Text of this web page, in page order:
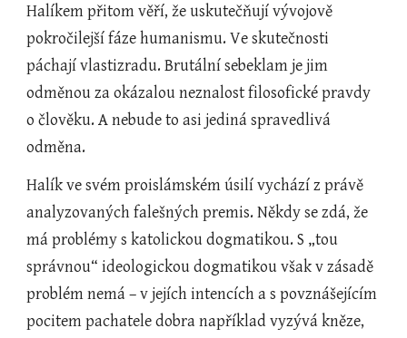
Halíkem přitom věří, že uskutečňují vývojově
pokročilejší fáze humanismu. Ve skutečnosti
páchají vlastizradu. Brutální sebeklam je jim
odměnou za okázalou neznalost filosofické pravdy
o člověku. A nebude to asi jediná spravedlivá
odměna.
Halík ve svém proislámském úsilí vychází z právě
analyzovaných falešných premis. Někdy se zdá, že
má problémy s katolickou dogmatikou. S „tou
správnou“ ideologickou dogmatikou však v zásadě
problém nemá – v jejích intencích a s povznášejícím
pocitem pachatele dobra například vyzývá kněze,